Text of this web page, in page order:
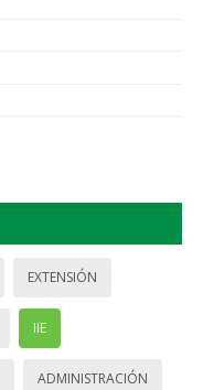
EXTENSIÓN
IIE
ADMINISTRACIÓN